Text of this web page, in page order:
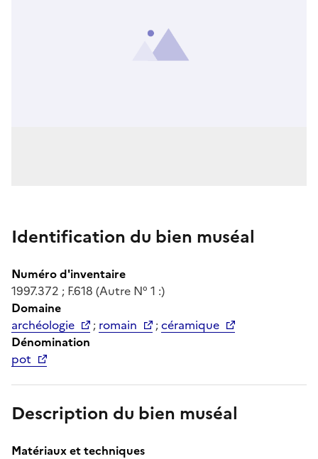
Identification du bien muséal
Numéro d'inventaire
1997.372 ; F.618 (Autre N° 1 :)
Domaine
archéologie
; romain ;céramique
Dénomination
pot
Description du bien muséal
Matériaux et techniques